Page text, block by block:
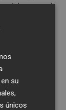
hasta el
en el
en el
en
2025,
su
únicos